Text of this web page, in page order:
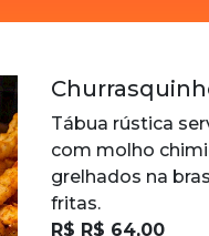
Tábua rústica
com molho
grelhados na
fritas.
R$ R$ 64,00